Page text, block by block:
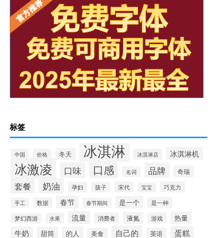
标签
中国 价格 冬天 冰淇淋 冰淇淋店 冰淇淋机
冰激凌 口味 口感 名词 品牌 奇瑞
套餐 奶油 孕妇 孩子 宋代 宝宝 巧克力
手工 数据 春节 春节期间 是一个 是一种
梦幻西游 水果 流量 消费者 液氮 游戏 热量
牛奶 甜筒 的人 美食 自己的 英语 蛋糕